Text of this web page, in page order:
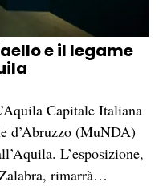
e il legame
Capitale Italiana
d’Abruzzo (MuNDA)
L’esposizione,
rimarrà…